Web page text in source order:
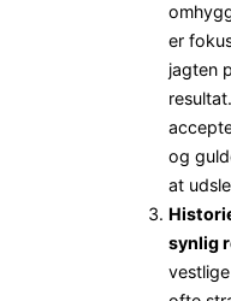
er
jagten
og
at
synlig